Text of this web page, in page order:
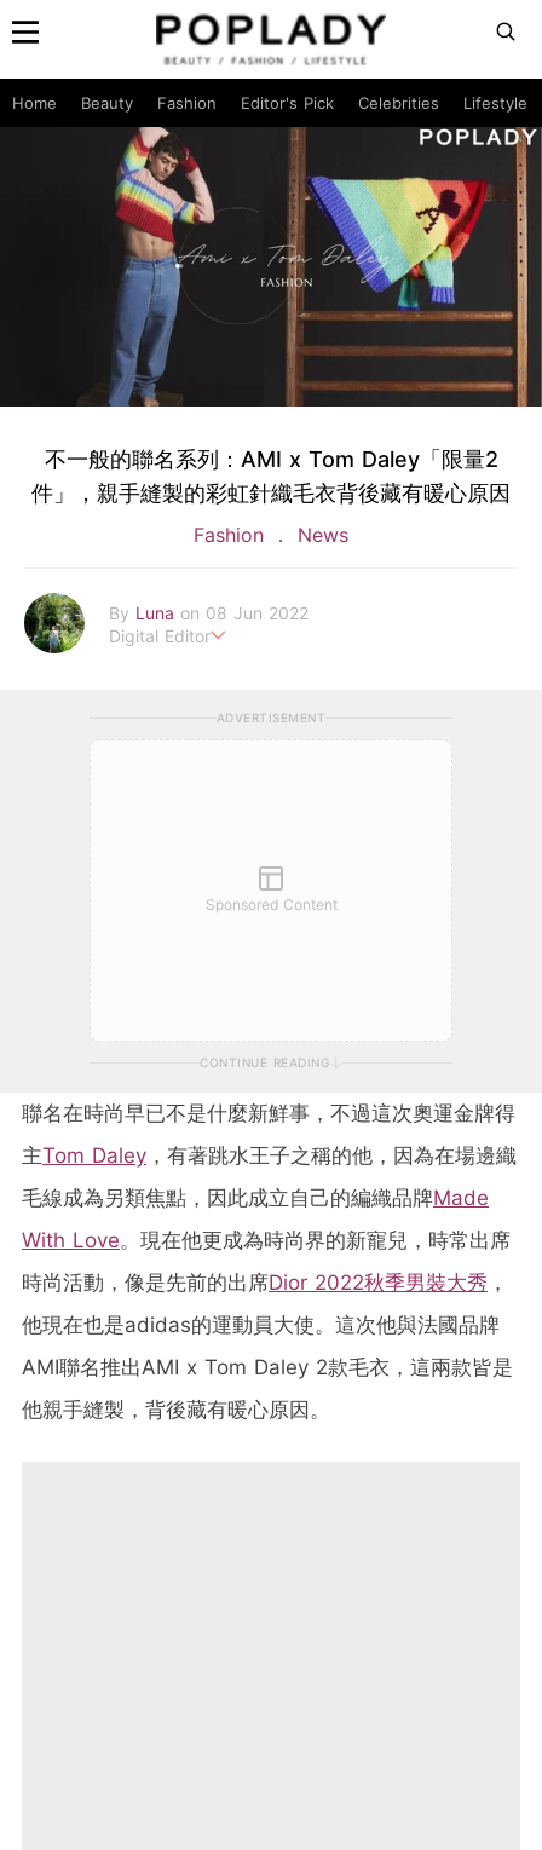
Home Beauty Fashion Editor's Pick Celebrities Lifestyle
不一般的聯名系列：AMI x Tom Daley「限量2
件」，親手縫製的彩虹針織毛衣背後藏有暖心原因
Fashion News
By Luna on 08 Jun 2022
Digital Editor
透過旅行找尋理想生活的樣貌 捕捉下每個美好瞬間
luna.huang@poplady-mag.com
ADVERTISEMENT
Sponsored Content
CONTINUE READING
聯名在時尚早已不是什麼新鮮事，不過這次奧運金牌得
主Tom Daley ，有著跳水王子之稱的他，因為在場邊織
毛線成為另類焦點，因此成立自己的編織品牌Made
With Love。現在他更成為時尚界的新寵兒，時常出席
時尚活動，像是先前的出席Dior 2022秋季男裝大秀 ，
他現在也是adidas的運動員大使。這次他與法國品牌
AMI聯名推出AMI x Tom Daley 2款毛衣，這兩款皆是
他親手縫製，背後藏有暖心原因。